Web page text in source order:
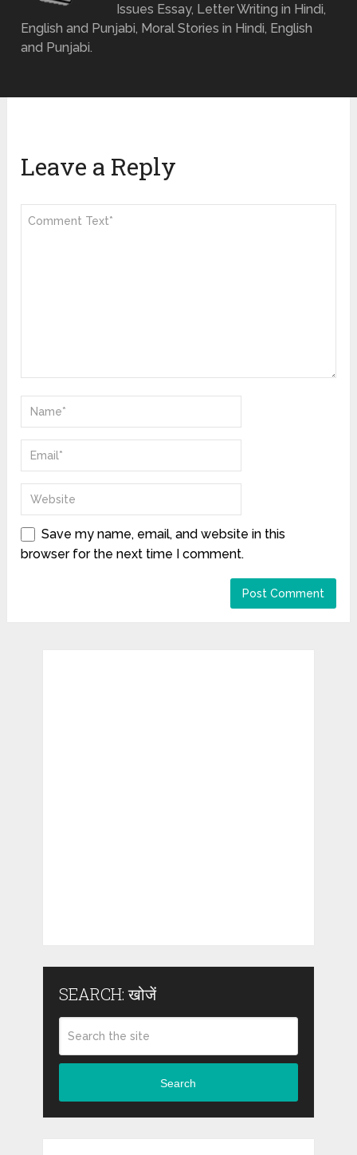
Issues Essay, Letter Writing in Hindi,
English and Punjabi, Moral Stories in Hindi, English
and Punjabi.
Leave a Reply
Save my name, email, and website in this
browser for the next time I comment.
SEARCH: खोजें
Search